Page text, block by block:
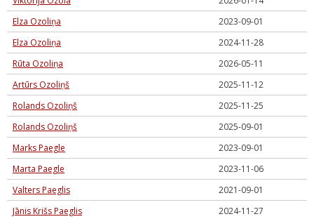
Elza Ozoliņa
2023-09-01
Elza Ozoliņa
2024-11-28
Rūta Ozoliņa
2026-05-11
Artūrs Ozoliņš
2025-11-12
Rolands Ozoliņš
2025-11-25
Rolands Ozoliņš
2025-09-01
Marks Paegle
2023-09-01
Marta Paegle
2023-11-06
Valters Paeglis
2021-09-01
Jānis Krišs Paeglis
2024-11-27